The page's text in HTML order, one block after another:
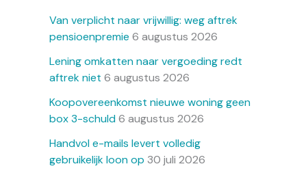
Van verplicht naar vrijwillig: weg aftrek
pensioenpremie 6 augustus 2026
Lening omkatten naar vergoeding redt
aftrek niet 6 augustus 2026
Koopovereenkomst nieuwe woning geen
box 3-schuld6 augustus 2026
Handvol e-mails levert volledig
gebruikelijk loon op 30 juli 2026